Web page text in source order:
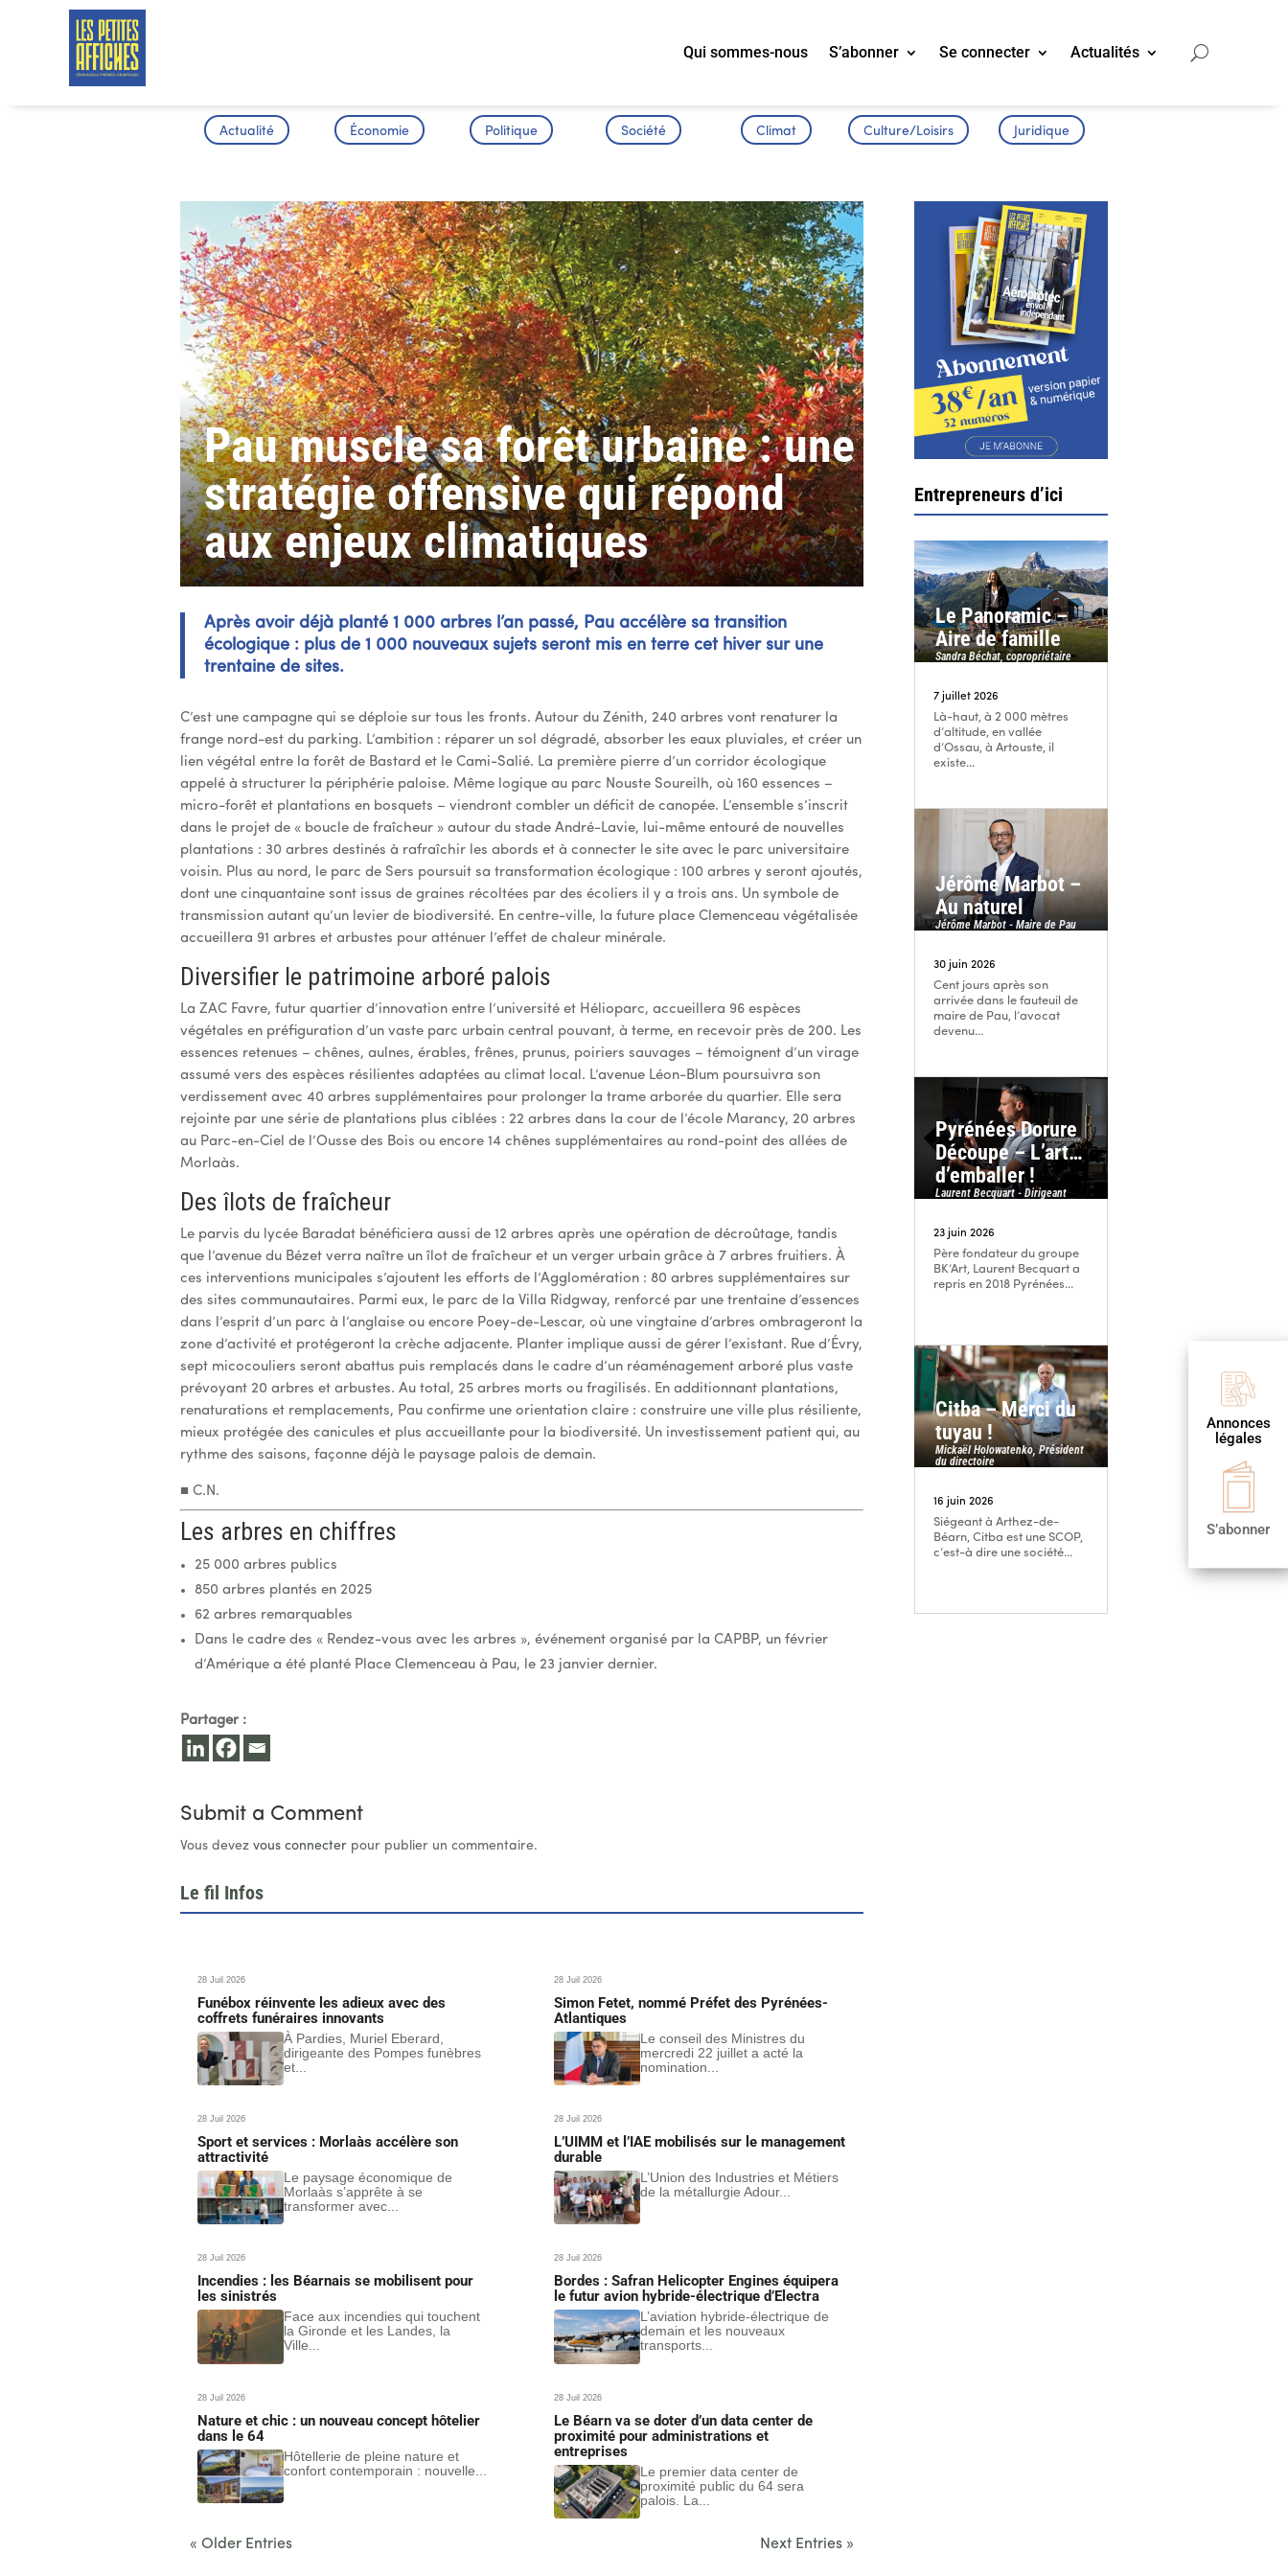
Qui sommes-nous S’abonner Se connecter Actualités
Annonces
légales
S’abonner
Actualité Économie Politique Société Climat Culture/Loisirs Juridique
Pau muscle sa forêt urbaine : une
stratégie offensive qui répond
aux enjeux climatiques
Après avoir déjà planté 1 000 arbres l’an passé, Pau accélère sa transition
écologique : plus de 1 000 nouveaux sujets seront mis en terre cet hiver sur une
trentaine de sites.
C’est une campagne qui se déploie sur tous les fronts. Autour du Zénith, 240 arbres vont renaturer la
frange nord-est du parking. L’ambition : réparer un sol dégradé, absorber les eaux pluviales, et créer un
lien végétal entre la forêt de Bastard et le Cami-Salié. La première pierre d’un corridor écologique
appelé à structurer la périphérie paloise. Même logique au parc Nouste Soureilh, où 160 essences –
micro-forêt et plantations en bosquets – viendront combler un déficit de canopée. L’ensemble s’inscrit
dans le projet de « boucle de fraîcheur » autour du stade André-Lavie, lui-même entouré de nouvelles
plantations : 30 arbres destinés à rafraîchir les abords et à connecter le site avec le parc universitaire
voisin. Plus au nord, le parc de Sers poursuit sa transformation écologique : 100 arbres y seront ajoutés,
dont une cinquantaine sont issus de graines récoltées par des écoliers il y a trois ans. Un symbole de
transmission autant qu’un levier de biodiversité. En centre-ville, la future place Clemenceau végétalisée
accueillera 91 arbres et arbustes pour atténuer l’effet de chaleur minérale.
Diversifier le patrimoine arboré palois
La ZAC Favre, futur quartier d’innovation entre l’université et Hélioparc, accueillera 96 espèces
végétales en préfiguration d’un vaste parc urbain central pouvant, à terme, en recevoir près de 200. Les
essences retenues – chênes, aulnes, érables, frênes, prunus, poiriers sauvages – témoignent d’un virage
assumé vers des espèces résilientes adaptées au climat local. L’avenue Léon-Blum poursuivra son
verdissement avec 40 arbres supplémentaires pour prolonger la trame arborée du quartier. Elle sera
rejointe par une série de plantations plus ciblées : 22 arbres dans la cour de l’école Marancy, 20 arbres
au Parc-en-Ciel de l’Ousse des Bois ou encore 14 chênes supplémentaires au rond-point des allées de
Morlaàs.
Des îlots de fraîcheur
Le parvis du lycée Baradat bénéficiera aussi de 12 arbres après une opération de décroûtage, tandis
que l’avenue du Bézet verra naître un îlot de fraîcheur et un verger urbain grâce à 7 arbres fruitiers. À
ces interventions municipales s’ajoutent les efforts de l’Agglomération : 80 arbres supplémentaires sur
des sites communautaires. Parmi eux, le parc de la Villa Ridgway, renforcé par une trentaine d’essences
dans l’esprit d’un parc à l’anglaise ou encore Poey-de-Lescar, où une vingtaine d’arbres ombrageront la
zone d’activité et protégeront la crèche adjacente. Planter implique aussi de gérer l’existant. Rue d’Évry,
sept micocouliers seront abattus puis remplacés dans le cadre d’un réaménagement arboré plus vaste
prévoyant 20 arbres et arbustes. Au total, 25 arbres morts ou fragilisés. En additionnant plantations,
renaturations et remplacements, Pau confirme une orientation claire : construire une ville plus résiliente,
mieux protégée des canicules et plus accueillante pour la biodiversité. Un investissement patient qui, au
rythme des saisons, façonne déjà le paysage palois de demain.
■ C.N.
Les arbres en chiffres
25 000 arbres publics
850 arbres plantés en 2025
62 arbres remarquables
Dans le cadre des « Rendez-vous avec les arbres », événement organisé par la CAPBP, un février
d’Amérique a été planté Place Clemenceau à Pau, le 23 janvier dernier.
Partager :
Submit a Comment
Vous devezvous connecter pour publier un commentaire.
Le fil Infos
28 Juil 2026
Funébox réinvente les adieux avec des
coffrets funéraires innovants
À Pardies, Muriel Eberard,
dirigeante des Pompes funèbres
et...
28 Juil 2026
Sport et services : Morlaàs accélère son
attractivité
Le paysage économique de
Morlaàs s’apprête à se
transformer avec...
28 Juil 2026
Incendies : les Béarnais se mobilisent pour
les sinistrés
Face aux incendies qui touchent
la Gironde et les Landes, la
Ville...
28 Juil 2026
Nature et chic : un nouveau concept hôtelier
dans le 64
Hôtellerie de pleine nature et
confort contemporain : nouvelle...
28 Juil 2026
Simon Fetet, nommé Préfet des Pyrénées-
Atlantiques
Le conseil des Ministres du
mercredi 22 juillet a acté la
nomination...
28 Juil 2026
L’UIMM et l’IAE mobilisés sur le management
durable
L’Union des Industries et Métiers
de la métallurgie Adour...
28 Juil 2026
Bordes : Safran Helicopter Engines équipera
le futur avion hybride-électrique d’Electra
L’aviation hybride-électrique de
demain et les nouveaux
transports...
28 Juil 2026
Le Béarn va se doter d’un data center de
proximité pour administrations et
entreprises
Le premier data center de
proximité public du 64 sera
palois. La...
« Older Entries Next Entries »
Entrepreneurs d’ici
Le Panoramic –
Aire de famille
Sandra Béchat, copropriétaire
7 juillet 2026
Là-haut, à 2 000 mètres
d’altitude, en vallée
d’Ossau, à Artouste, il
existe...
Jérôme Marbot –
Au naturel
Jérôme Marbot - Maire de Pau
30 juin 2026
Cent jours après son
arrivée dans le fauteuil de
maire de Pau, l’avocat
devenu...
Pyrénées Dorure
Découpe – L’art…
d’emballer !
Laurent Becquart - Dirigeant
23 juin 2026
Père fondateur du groupe
BK’Art, Laurent Becquart a
repris en 2018 Pyrénées...
Citba – Merci du
tuyau !
Mickaël Holowatenko, Président
du directoire
16 juin 2026
Siégeant à Arthez-de-
Béarn, Citba est une SCOP,
c’est-à dire une société...

Publier
une annonce

S’abonner